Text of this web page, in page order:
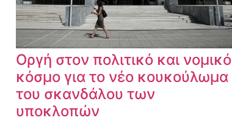
Οργή στον πολιτικό και νομικό
κόσμο για το νέο κουκούλωμα
του σκανδάλου των
υποκλοπών